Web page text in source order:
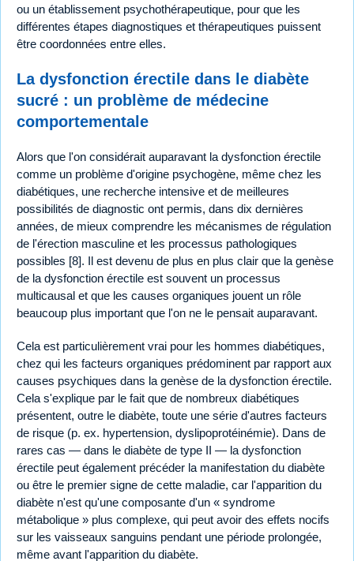
ou un établissement psychothérapeutique, pour que les
différentes étapes diagnostiques et thérapeutiques puissent
être coordonnées entre elles.
La dysfonction érectile dans le diabète
sucré : un problème de médecine
comportementale
Alors que l'on considérait auparavant la dysfonction érectile
comme un problème d'origine psychogène, même chez les
diabétiques, une recherche intensive et de meilleures
possibilités de diagnostic ont permis, dans dix dernières
années, de mieux comprendre les mécanismes de régulation
de l'érection masculine et les processus pathologiques
possibles [8]. Il est devenu de plus en plus clair que la genèse
de la dysfonction érectile est souvent un processus
multicausal et que les causes organiques jouent un rôle
beaucoup plus important que l'on ne le pensait auparavant.
Cela est particulièrement vrai pour les hommes diabétiques,
chez qui les facteurs organiques prédominent par rapport aux
causes psychiques dans la genèse de la dysfonction érectile.
Cela s'explique par le fait que de nombreux diabétiques
présentent, outre le diabète, toute une série d'autres facteurs
de risque (p. ex. hypertension, dyslipoprotéinémie). Dans de
rares cas — dans le diabète de type II — la dysfonction
érectile peut également précéder la manifestation du diabète
ou être le premier signe de cette maladie, car l'apparition du
diabète n'est qu'une composante d'un « syndrome
métabolique » plus complexe, qui peut avoir des effets nocifs
sur les vaisseaux sanguins pendant une période prolongée,
même avant l'apparition du diabète.